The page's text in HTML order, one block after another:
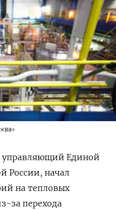
управляющий Единой
России, начал
на тепловых
за перехода